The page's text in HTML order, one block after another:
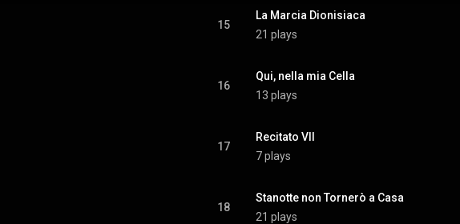
15
La Marcia Dionisiaca
21 plays
16
Qui, nella mia Cella
13 plays
17
Recitato VII
7 plays
18
Stanotte non Tornerò a Casa
21 plays